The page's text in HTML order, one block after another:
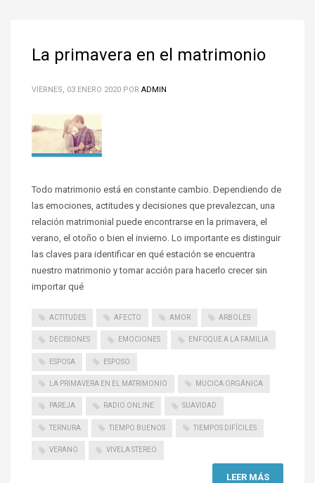
La primavera en el matrimonio
VIERNES, 03 ENERO 2020 POR ADMIN
Todo matrimonio está en constante cambio. Dependiendo de
las emociones, actitudes y decisiones que prevalezcan, una
relación matrimonial puede encontrarse en la primavera, el
verano, el otoño o bien el invierno. Lo importante es distinguir
las claves para identificar en qué estación se encuentra
nuestro matrimonio y tomar acción para hacerlo crecer sin
importar qué
ACTITUDES AFECTO AMOR ARBOLES
DECISIONES EMOCIONES ENFOQUE A LA FAMILIA
ESPOSA ESPOSO
LA PRIMAVERA EN EL MATRIMONIO MUCICA ORGÁNICA
PAREJA RADIO ONLINE SUAVIDAD
TERNURA TIEMPO BUENOS TIEMPOS DIFÍCILES
VERANO VIVELA STEREO
LEER MÁS